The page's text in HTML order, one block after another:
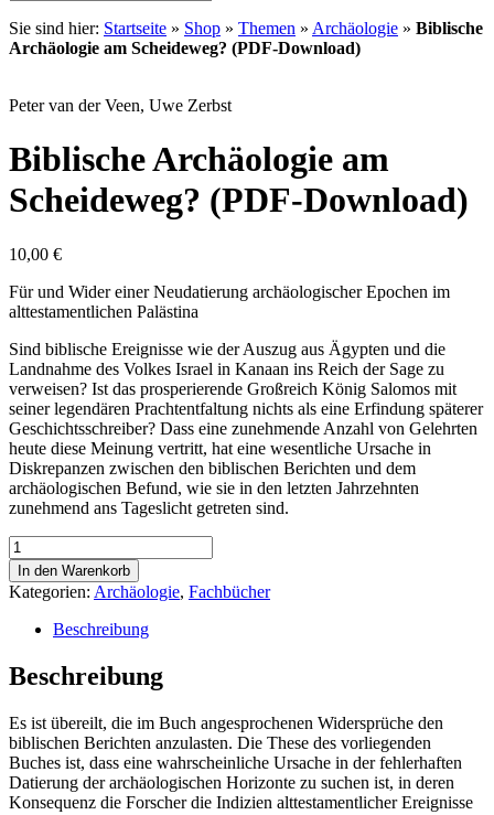
Sie sind hier: Startseite » Shop » Themen » Archäologie » Biblische
Archäologie am Scheideweg? (PDF-Download)
Peter van der Veen, Uwe Zerbst
Biblische Archäologie am
Scheideweg? (PDF-Download)
10,00 €
Für und Wider einer Neudatierung archäologischer Epochen im
alttestamentlichen Palästina
Sind biblische Ereignisse wie der Auszug aus Ägypten und die
Landnahme des Volkes Israel in Kanaan ins Reich der Sage zu
verweisen? Ist das prosperierende Großreich König Salomos mit
seiner legendären Prachtentfaltung nichts als eine Erfindung späterer
Geschichtsschreiber? Dass eine zunehmende Anzahl von Gelehrten
heute diese Meinung vertritt, hat eine wesentliche Ursache in
Diskrepanzen zwischen den biblischen Berichten und dem
archäologischen Befund, wie sie in den letzten Jahrzehnten
zunehmend ans Tageslicht getreten sind.
Biblische
Archäologie
am
Scheideweg?
(PDF-
Download)
Menge
In den Warenkorb
Kategorien: Archäologie, Fachbücher
Beschreibung
Beschreibung
Es ist übereilt, die im Buch angesprochenen Widersprüche den
biblischen Berichten anzulasten. Die These des vorliegenden
Buches ist, dass eine wahrscheinliche Ursache in der fehlerhaften
Datierung der archäologischen Horizonte zu suchen ist, in deren
Konsequenz die Forscher die Indizien alttestamentlicher Ereignisse